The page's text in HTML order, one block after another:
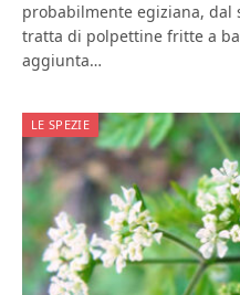
probabilmente egiziana, dal
tratta di polpettine fritte a
aggiunta…
LE SPEZIE